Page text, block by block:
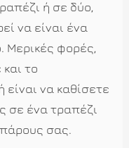
ή σε δύο,
να είναι ένα
Μερικές φορές,
το
είναι να καθίσετε
σε ένα τραπέζι
σας.